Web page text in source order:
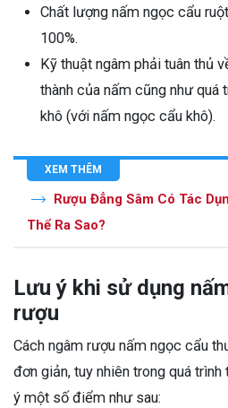
Chất lượng nấm ngọc cẩu
100%.
Kỹ thuật ngâm phải tuân thủ
thành của nấm cũng như quá
khô (với nấm ngọc cẩu khô).
XEM THÊM
Rượu Đẳng Sâm Có Tác
Thể Ra Sao?
Lưu ý khi sử dụng
rượu
Cách ngâm rượu nấm ngọc cẩu
đơn giản, tuy nhiên trong quá
ý một số điểm như sau: